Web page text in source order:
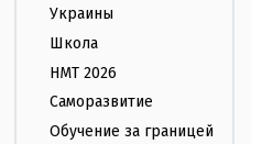
Украины
Школа
НМТ 2026
Саморазвитие
Обучение за границей